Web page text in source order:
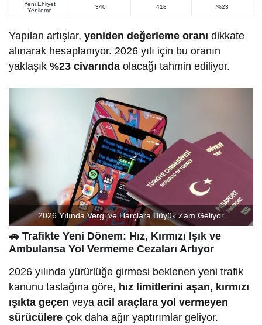
Yeni Ehliyet
Yenileme
340 418 %23
Yapılan artışlar,yeniden değerleme oranı dikkate
alınarak hesaplanıyor. 2026 yılı için bu oranın
yaklaşık%23 civarında olacağı tahmin ediliyor.
2026 Yılında Vergi ve Harçlara Büyük Zam Geliyor
🚗 Trafikte Yeni Dönem: Hız, Kırmızı Işık ve
Ambulansa Yol Vermeme Cezaları Artıyor
2026 yılında yürürlüğe girmesi beklenen yeni trafik
kanunu taslağına göre, hız limitlerini aşan, kırmızı
ışıkta geçen veyaacil araçlara yol vermeyen
sürücülere çok daha ağır yaptırımlar geliyor.